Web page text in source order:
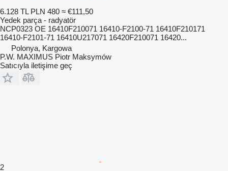
6.128 TL PLN 480 ≈ €111,50
Yedek parça - radyatör
NCP0323 OE 16410F210071 16410-F2100-71 16410F210171
16410-F2101-71 16410U217071 16420F210071 16420...
Polonya, Kargowa
P.W. MAXIMUS Piotr Maksymów
Satıcıyla iletişime geç
2